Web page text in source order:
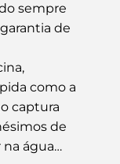
sempre
de
como a
captura
de
água…